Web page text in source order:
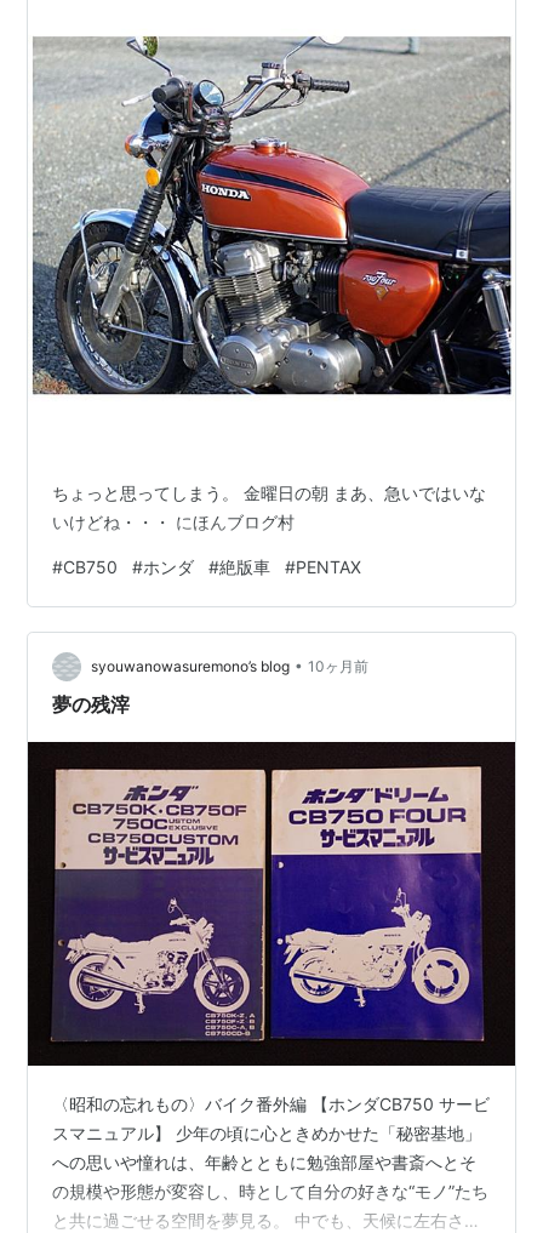
ちょっと思ってしまう。 金曜日の朝 まあ、急いではいな
いけどね・・・ にほんブログ村
#CB750 #ホンダ #絶版車 #PENTAX
syouwanowasuremono’s blog • 10ヶ月前
夢の残滓
〈昭和の忘れもの〉バイク番外編 【ホンダCB750 サービ
スマニュアル】 少年の頃に心ときめかせた「秘密基地」
への思いや憧れは、年齢とともに勉強部屋や書斎へとそ
の規模や形態が変容し、時として自分の好きな“モノ”たち
と共に過ごせる空間を夢見る。 中でも、天候に左右され